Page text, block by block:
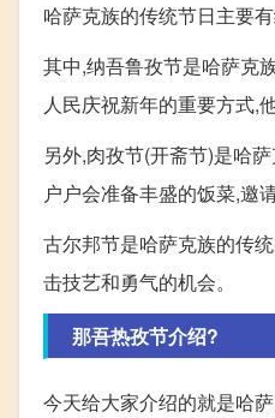
哈萨克族的传统节日主要
其中,纳吾鲁孜节是哈萨克
人民庆祝新年的重要方式,
另外,肉孜节(开斋节)是哈
户户会准备丰盛的饭菜,邀
古尔邦节是哈萨克族的传
击技艺和勇气的机会。
那吾热孜节介绍?
今天给大家介绍的就是哈